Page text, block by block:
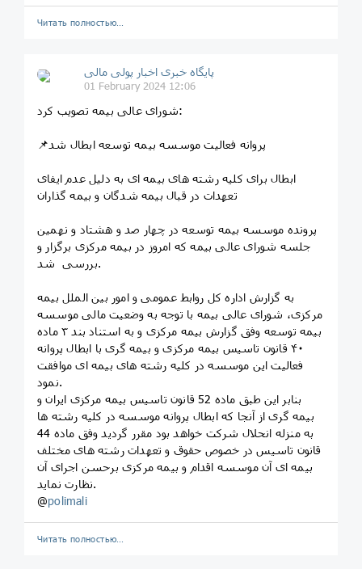
Читать полностью…
پایگاه خبری اخبار پولی مالی
01 February 2024 12:06
شورای عالی بیمه تصویب کرد:
📌پروانه فعالیت موسسه بیمه توسعه ابطال شد
ابطال برای کلیه رشته های بیمه ای به دلیل عدم ایفای
تعهدات در قبال بیمه شدگان و بیمه گذاران
پرونده موسسه بیمه توسعه در چهار صد و هشتاد و نهمین
جلسه شورای عالی بیمه که امروز در بیمه مرکزی برگزار و
بررسی شد.
به گزارش اداره کل روابط عمومی و امور بین الملل بیمه
مرکزی، شورای عالی بیمه با توجه به وضعیت مالی موسسه
بیمه توسعه وفق گزارش بیمه مرکزی و به استناد بند ۳ ماده
۴۰ قانون تاسیس بیمه مرکزی و بیمه گری با ابطال پروانه
فعالیت این موسسه در کلیه رشته های بیمه ای موافقت
نمود.
بنابر این طبق ماده 52 قانون تاسیس بیمه مرکزی ایران و
بیمه گری از آنجا که ابطال پروانه موسسه در کلیه رشته ها
به منزله انحلال شرکت خواهد بود مقرر گردید وفق ماده 44
قانون تاسیس در خصوص حقوق و تعهدات رشته های مختلف
بیمه ای آن موسسه اقدام و بیمه مرکزی برحسن اجرای آن
نظارت نماید.
@polimali
Читать полностью…